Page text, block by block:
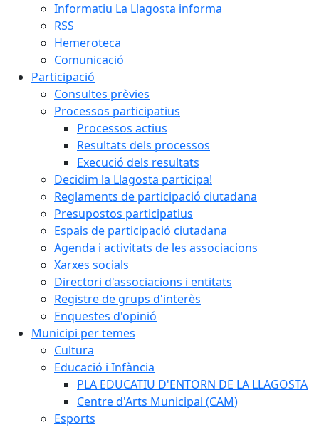
Informatiu La Llagosta informa
RSS
Hemeroteca
Comunicació
Participació
Consultes prèvies
Processos participatius
Processos actius
Resultats dels processos
Execució dels resultats
Decidim la Llagosta participa!
Reglaments de participació ciutadana
Presupostos participatius
Espais de participació ciutadana
Agenda i activitats de les associacions
Xarxes socials
Directori d'associacions i entitats
Registre de grups d'interès
Enquestes d'opinió
Municipi per temes
Cultura
Educació i Infància
PLA EDUCATIU D'ENTORN DE LA LLAGOSTA
Centre d'Arts Municipal (CAM)
Esports